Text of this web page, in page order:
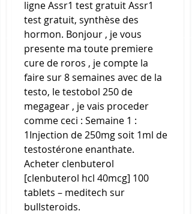
ligne Assr1 test gratuit Assr1
test gratuit, synthèse des
hormon. Bonjour , je vous
presente ma toute premiere
cure de roros , je compte la
faire sur 8 semaines avec de la
testo, le testobol 250 de
megagear , je vais proceder
comme ceci : Semaine 1 :
1Injection de 250mg soit 1ml de
testostérone enanthate.
Acheter clenbuterol
[clenbuterol hcl 40mcg] 100
tablets – meditech sur
bullsteroids.